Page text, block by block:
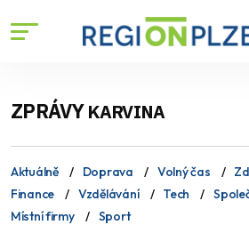
ZPRÁVYKARVINA
Aktuálně Doprava Volný čas
Finance
Vzdělávání Tech
Místní firmy
Sport